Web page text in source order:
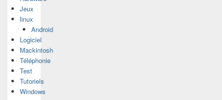
Jeux
linux
Android
Logiciel
Mackintosh
Téléphonie
Test
Tutoriels
Windows